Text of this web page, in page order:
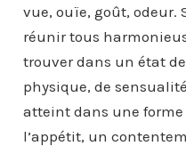
vue, ouïe, goût, odeur.
réunir tous
trouver dans un état
physique, de
atteint dans une forme
l’appétit, un